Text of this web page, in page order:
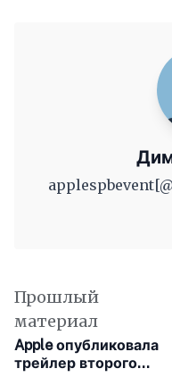
Прошлый
материал
Apple опубликовала
трейлер второго